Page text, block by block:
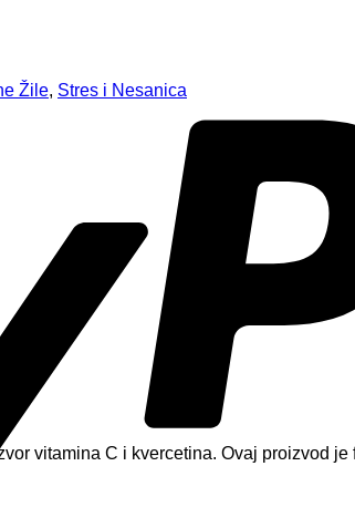
Žile, Stres i Nesanica
vitamina C i kvercetina. Ovaj proizvod